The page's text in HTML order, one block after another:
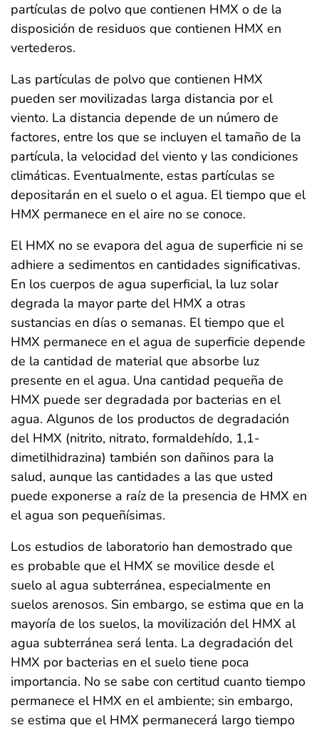
partículas de polvo que contienen HMX o de la
disposición de residuos que contienen HMX en
vertederos.
Las partículas de polvo que contienen HMX
pueden ser movilizadas larga distancia por el
viento. La distancia depende de un número de
factores, entre los que se incluyen el tamaño de la
partícula, la velocidad del viento y las condiciones
climáticas. Eventualmente, estas partículas se
depositarán en el suelo o el agua. El tiempo que el
HMX permanece en el aire no se conoce.
El HMX no se evapora del agua de superficie ni se
adhiere a sedimentos en cantidades significativas.
En los cuerpos de agua superficial, la luz solar
degrada la mayor parte del HMX a otras
sustancias en días o semanas. El tiempo que el
HMX permanece en el agua de superficie depende
de la cantidad de material que absorbe luz
presente en el agua. Una cantidad pequeña de
HMX puede ser degradada por bacterias en el
agua. Algunos de los productos de degradación
del HMX (nitrito, nitrato, formaldehído, 1,1-
dimetilhidrazina) también son dañinos para la
salud, aunque las cantidades a las que usted
puede exponerse a raíz de la presencia de HMX en
el agua son pequeñísimas.
Los estudios de laboratorio han demostrado que
es probable que el HMX se movilice desde el
suelo al agua subterránea, especialmente en
suelos arenosos. Sin embargo, se estima que en la
mayoría de los suelos, la movilización del HMX al
agua subterránea será lenta. La degradación del
HMX por bacterias en el suelo tiene poca
importancia. No se sabe con certitud cuanto tiempo
permanece el HMX en el ambiente; sin embargo,
se estima que el HMX permanecerá largo tiempo